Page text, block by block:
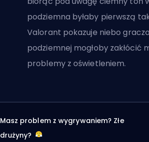
podziemna byłaby pierwszą
Valorant pokazuje niebo
podziemnej mogłoby
problemy z oświetleniem.
Masz problem z wygrywaniem? Złe
drużyny?